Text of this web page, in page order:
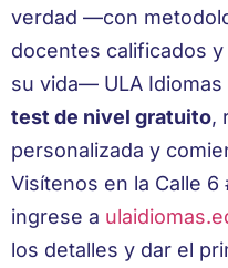
verdad —con
docentes calificados
su vida— ULA Idiomas
test de nivel gratuito,
personalizada y
Visítenos en la Calle 6
ingrese a
los detalles y dar el